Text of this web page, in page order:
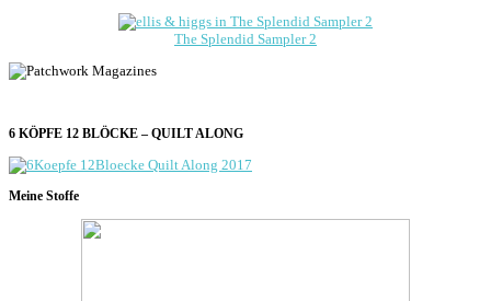
The Splendid Sampler 2
6 KÖPFE 12 BLÖCKE – QUILT ALONG
Meine Stoffe